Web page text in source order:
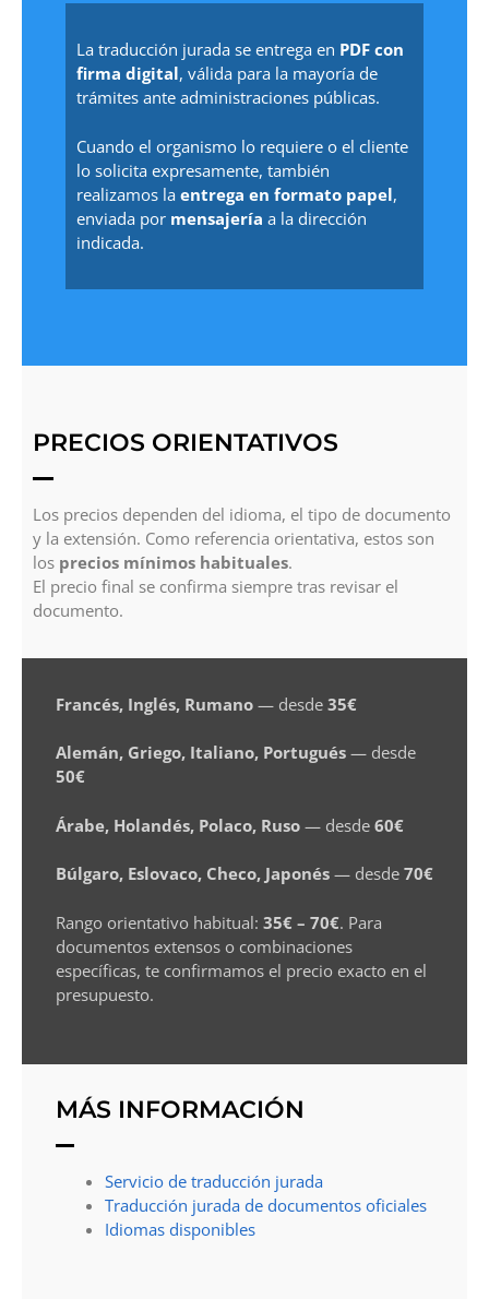
La traducción jurada se entrega en PDF con
firma digital, válida para la mayoría de
trámites ante administraciones públicas.
Cuando el organismo lo requiere o el cliente
lo solicita expresamente, también
realizamos la entrega en formato papel,
enviada por mensajería a la dirección
indicada.
PRECIOS ORIENTATIVOS
Los precios dependen del idioma, el tipo de documento
y la extensión. Como referencia orientativa, estos son
los precios mínimos habituales.
El precio final se confirma siempre tras revisar el
documento.
Francés, Inglés, Rumano — desde 35€
Alemán, Griego, Italiano, Portugués — desde
50€
Árabe, Holandés, Polaco, Ruso — desde 60€
Búlgaro, Eslovaco, Checo, Japonés — desde 70€
Rango orientativo habitual: 35€ – 70€. Para
documentos extensos o combinaciones
específicas, te confirmamos el precio exacto en el
presupuesto.
MÁS INFORMACIÓN
Servicio de traducción jurada
Traducción jurada de documentos oficiales
Idiomas disponibles